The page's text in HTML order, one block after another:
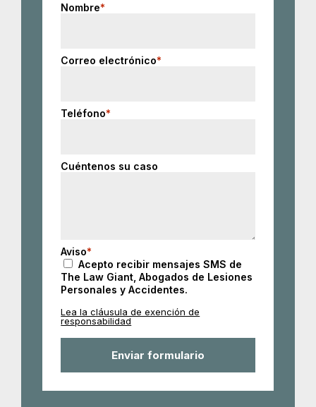
Nombre*
Correo electrónico*
Teléfono*
Cuéntenos su caso
Aviso*
Acepto recibir mensajes SMS de
The Law Giant, Abogados de Lesiones
Personales y Accidentes.
Lea la cláusula de exención de
responsabilidad